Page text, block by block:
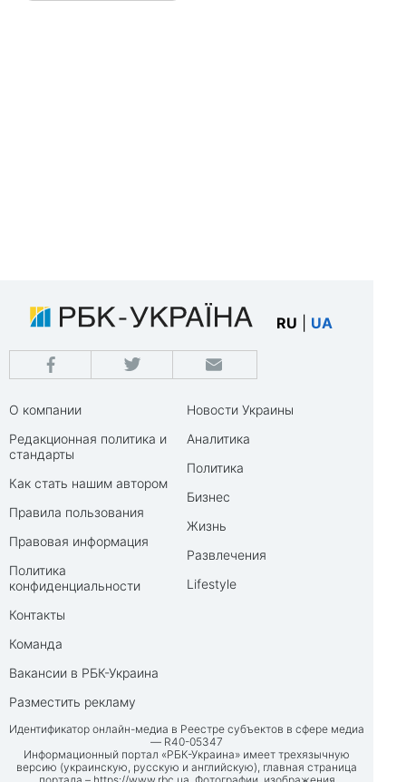
RU UA
О компании
Редакционная политика и
стандарты
Как стать нашим автором
Правила пользования
Правовая информация
Политика
конфиденциальности
Контакты
Команда
Вакансии в РБК-Украина
Разместить рекламу
Новости Украины
Аналитика
Политика
Бизнес
Жизнь
Развлечения
Lifestyle
Идентификатор онлайн-медиа в Реестре субъектов в сфере медиа
— R40-05347
Информационный портал «РБК-Украина» имеет трехязычную
версию (украинскую, русскую и английскую), главная страница